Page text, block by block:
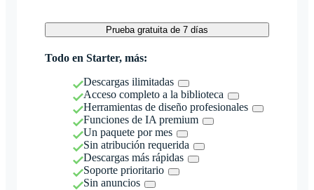
Prueba gratuita de 7 días
Todo en Starter, más:
Descargas ilimitadas
Acceso completo a la biblioteca
Herramientas de diseño profesionales
Funciones de IA premium
Un paquete por mes
Sin atribución requerida
Descargas más rápidas
Soporte prioritario
Sin anuncios